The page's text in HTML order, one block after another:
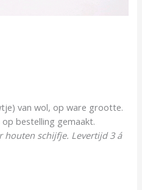
van wol, op ware grootte.
bestelling gemaakt.
houten schijfje. Levertijd 3 á